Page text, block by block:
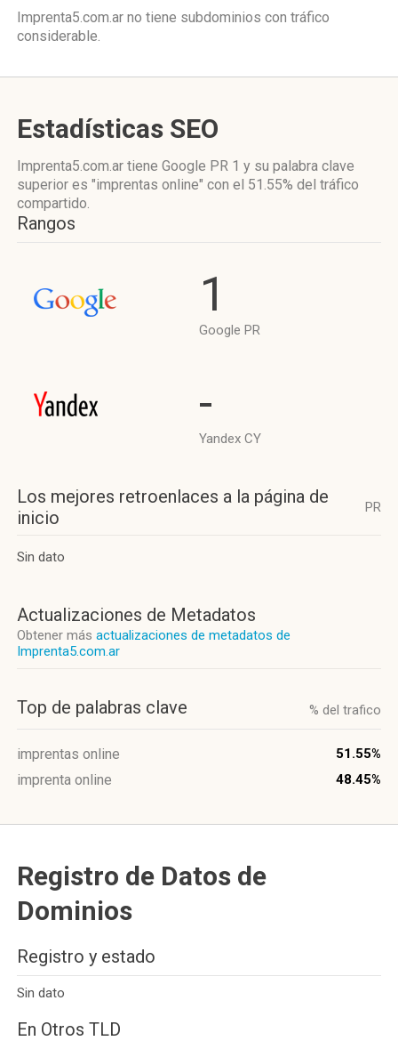
Imprenta5.com.ar no tiene subdominios con tráfico
considerable.
Estadísticas SEO
Imprenta5.com.ar tiene Google PR 1 y su palabra clave
superior es "imprentas online" con el 51.55% del tráfico
compartido.
Rangos
1
Google PR
-
Yandex CY
Los mejores retroenlaces a la página de
inicio
PR
Sin dato
Actualizaciones de Metadatos
Obtener más actualizaciones de metadatos de
Imprenta5.com.ar
Top de palabras clave % del trafico
imprentas online 51.55%
imprenta online 48.45%
Registro de Datos de
Dominios
Registro y estado
Sin dato
En Otros TLD